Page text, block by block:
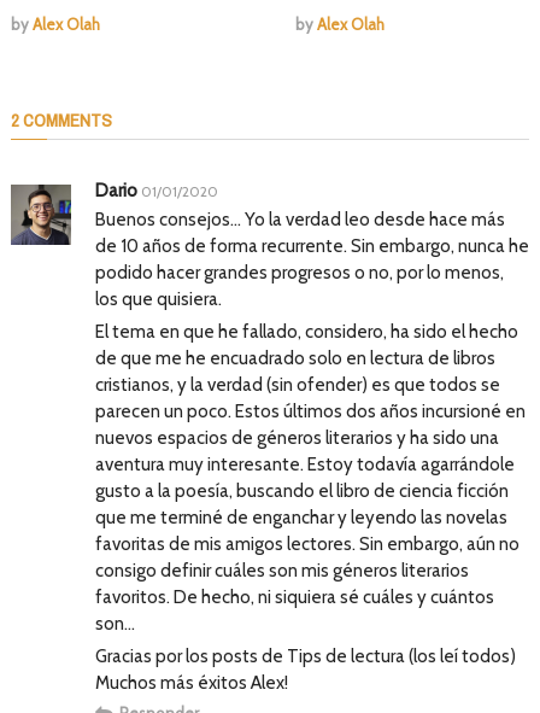
byAlex Olah byAlex Olah
2 COMMENTS
Dario 01/01/2020
Buenos consejos… Yo la verdad leo desde hace más
de 10 años de forma recurrente. Sin embargo, nunca he
podido hacer grandes progresos o no, por lo menos,
los que quisiera.
El tema en que he fallado, considero, ha sido el hecho
de que me he encuadrado solo en lectura de libros
cristianos, y la verdad (sin ofender) es que todos se
parecen un poco. Estos últimos dos años incursioné en
nuevos espacios de géneros literarios y ha sido una
aventura muy interesante. Estoy todavía agarrándole
gusto a la poesía, buscando el libro de ciencia ficción
que me terminé de enganchar y leyendo las novelas
favoritas de mis amigos lectores. Sin embargo, aún no
consigo definir cuáles son mis géneros literarios
favoritos. De hecho, ni siquiera sé cuáles y cuántos
son…
Gracias por los posts de Tips de lectura (los leí todos)
Muchos más éxitos Alex!